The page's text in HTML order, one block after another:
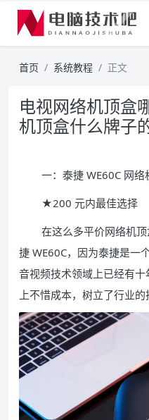
首页 系统教程 正文
电视网络机顶盒
机顶盒什么牌子
一：泰捷 WE60C 网络
★200 元内最佳选择
在这么多平价网络机
捷 WE60C，因为泰捷是一
音视频技术领域上已经有
上不惜成本，树立了行业的